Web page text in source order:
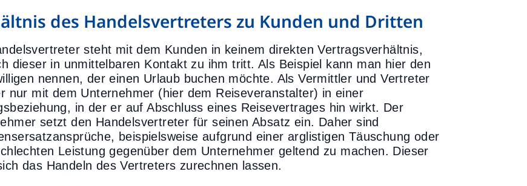
des Handelsvertreters zu Kunden und Dritten
steht mit dem Kunden in keinem direkten Vertragsverhältnis,
dieser in unmittelbaren Kontakt zu ihm tritt. Als Beispiel kann man hier den
nennen, der einen Urlaub buchen möchte. Als Vermittler und Vertreter
nur mit dem Unternehmer (hier dem Reiseveranstalter) in einer
in der er auf Abschluss eines Reisevertrages hin wirkt. Der
setzt den Handelsvertreter für seinen Absatz ein. Daher sind
beispielsweise aufgrund einer arglistigen Täuschung oder
Leistung gegenüber dem Unternehmer geltend zu machen. Dieser
das Handeln des Vertreters zurechnen lassen.